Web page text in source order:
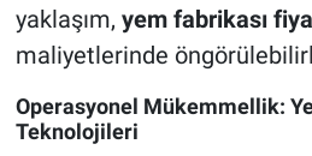
yaklaşım, yem fabrikası
maliyetlerinde
Operasyonel Mükemmellik:
Teknolojileri